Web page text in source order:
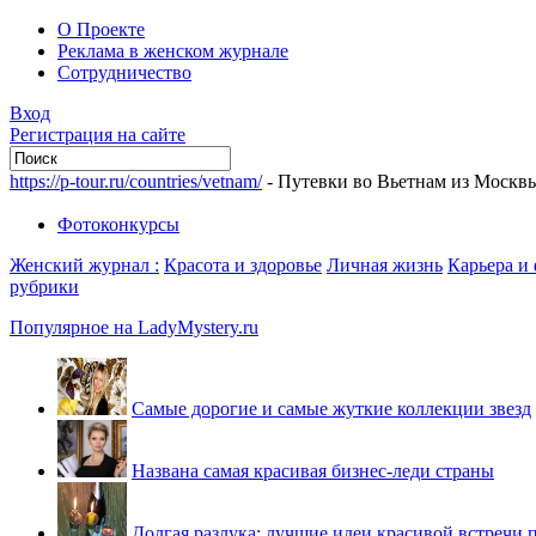
О Проекте
Реклама в женском журнале
Сотрудничество
Вход
Регистрация на сайте
https://p-tour.ru/countries/vetnam/- Путевки во Вьетнам из
Фотоконкурсы
Женский журнал : Красота и здоровье Личная жизнь Карьера
рубрики
Популярное на LadyMystery.ru
Самые дорогие и самые жуткие коллекции звезд
Названа самая красивая бизнес-леди страны